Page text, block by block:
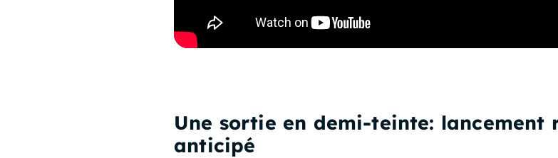
Une sortie en demi-teinte: lancement
anticipé